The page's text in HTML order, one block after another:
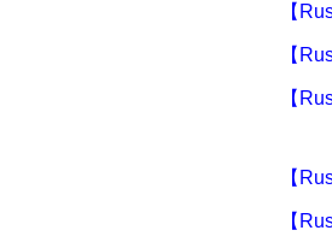
【
【
【
【
【